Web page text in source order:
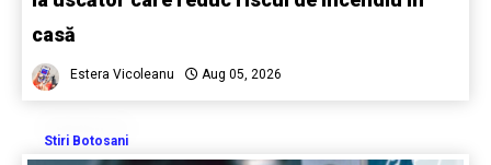
casă
Estera Vicoleanu Aug 05, 2026
Stiri Botosani